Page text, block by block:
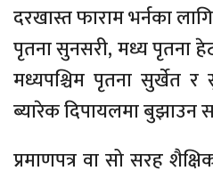
दरखास्त फाराम भर्नका
पृतना सुनसरी, मध्य पृतना
मध्यपश्चिम पृतना सुर्खेत र
ब्यारेक दिपायलमा बुझाउन
प्रमाणपत्र वा सो सरह